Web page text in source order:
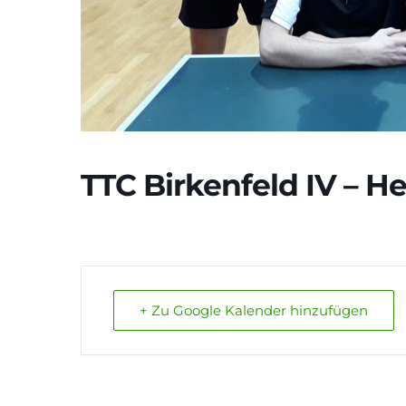
TTC Birkenfeld IV –
+ Zu Google Kalender hinzufügen